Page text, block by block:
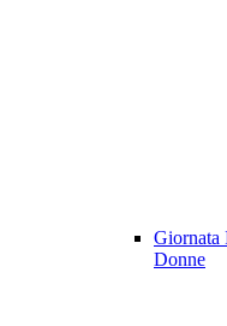
Giornata
Donne